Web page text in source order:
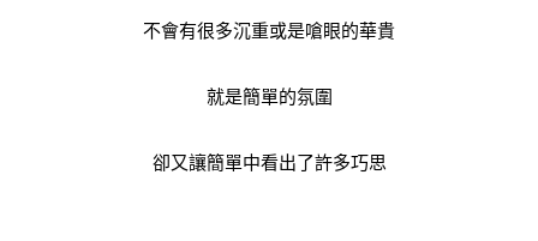
不會有很多沉重或是嗆眼的華貴
就是簡單的氛圍
卻又讓簡單中看出了許多巧思